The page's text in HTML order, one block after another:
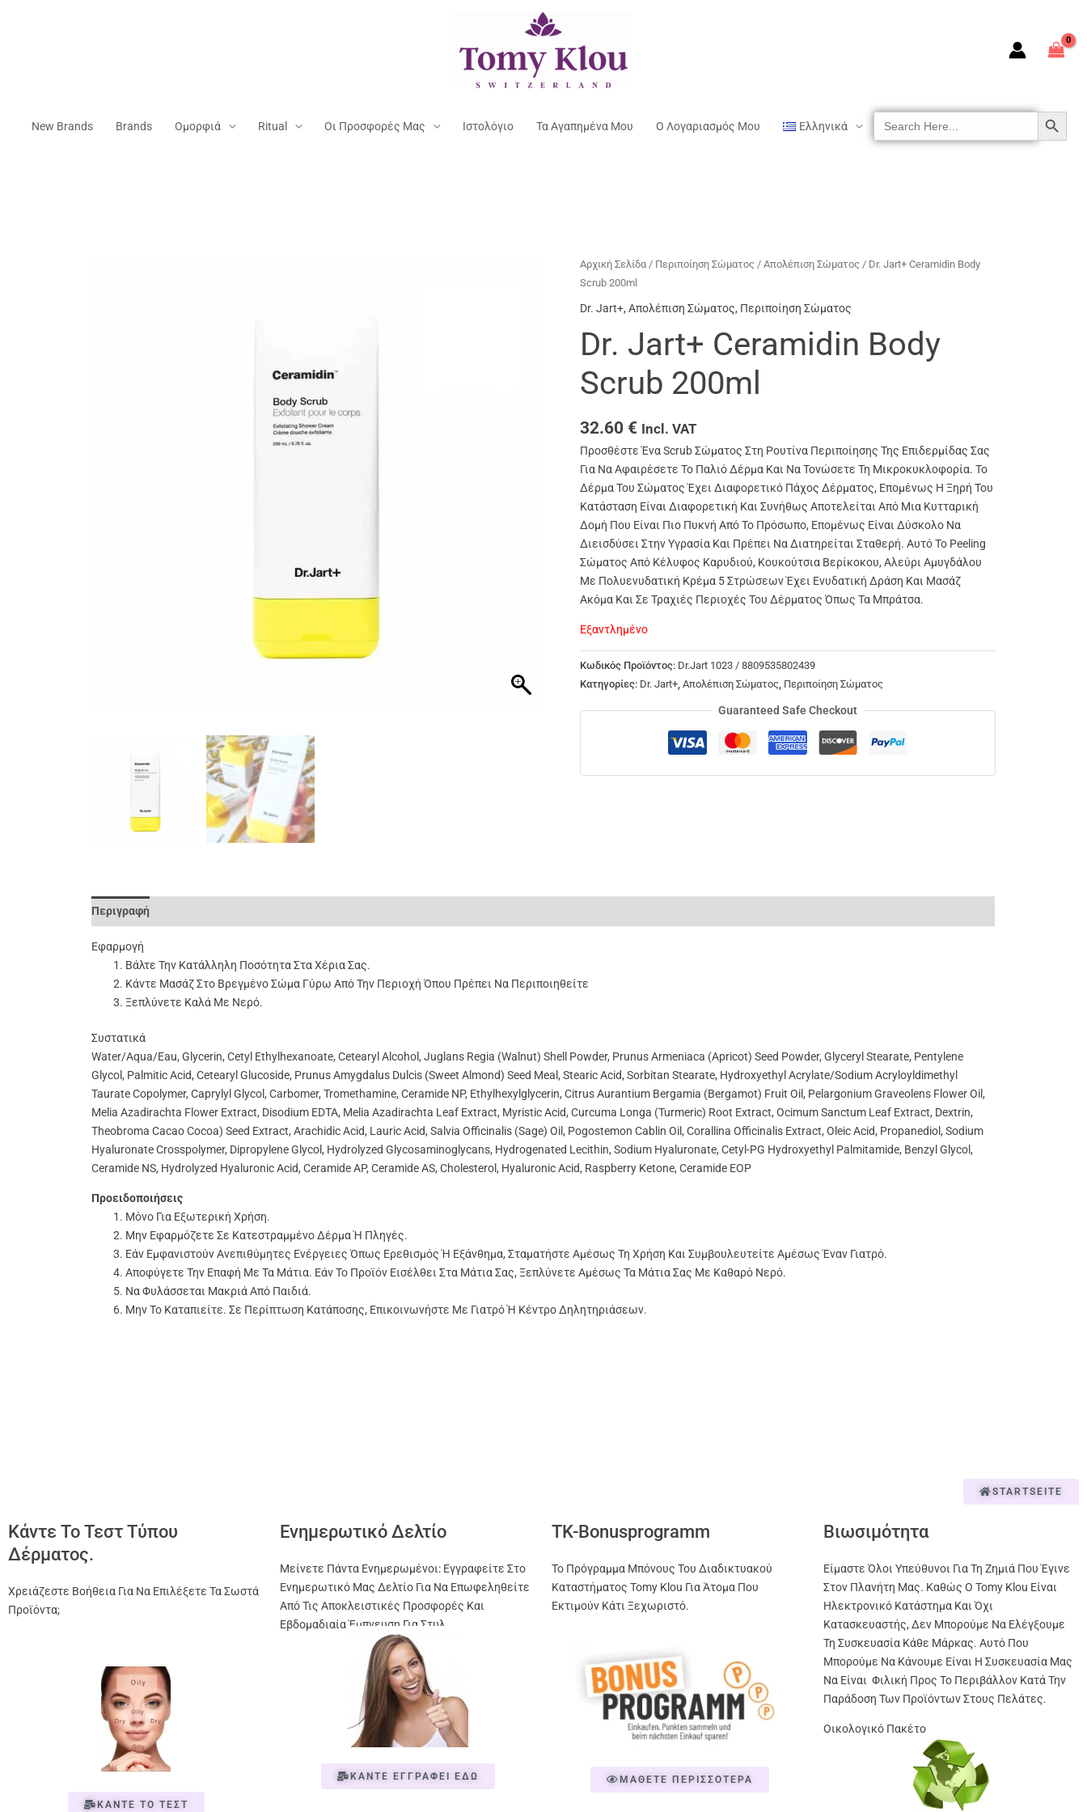
New Brands Brands Ομορφιά Ritual Οι Προσφορές Μας Ιστολόγιο Τα Αγαπημένα Μου Ο Λογαριασμός Μου Ελληνικά
Search
For:
SEARCH BUTTON
Αρχική Σελίδα/ Περιποίηση Σώματος/ Απολέπιση Σώματος/ Dr. Jart+ Ceramidin Body
Scrub 200ml
Dr. Jart+, Απολέπιση Σώματος, Περιποίηση Σώματος
Dr. Jart+ Ceramidin Body
Scrub 200ml
32.60 € Incl. VAT
Προσθέστε Ένα Scrub Σώματος Στη Ρουτίνα Περιποίησης Της Επιδερμίδας Σας
Για Να Αφαιρέσετε Το Παλιό Δέρμα Και Να Τονώσετε Τη Μικροκυκλοφορία. Το
Δέρμα Του Σώματος Έχει Διαφορετικό Πάχος Δέρματος, Επομένως Η Ξηρή Του
Κατάσταση Είναι Διαφορετική Και Συνήθως Αποτελείται Από Μια Κυτταρική
Δομή Που Είναι Πιο Πυκνή Από Το Πρόσωπο, Επομένως Είναι Δύσκολο Να
Διεισδύσει Στην Υγρασία Και Πρέπει Να Διατηρείται Σταθερή. Αυτό Το Peeling
Σώματος Από Κέλυφος Καρυδιού, Κουκούτσια Βερίκοκου, Αλεύρι Αμυγδάλου
Με Πολυενυδατική Κρέμα 5 Στρώσεων Έχει Ενυδατική Δράση Και Μασάζ
Ακόμα Και Σε Τραχιές Περιοχές Του Δέρματος Όπως Τα Μπράτσα.
Εξαντλημένο
Κωδικός Προϊόντος: Dr.Jart 1023 / 8809535802439
Κατηγορίες: Dr. Jart+, Απολέπιση Σώματος, Περιποίηση Σώματος
Guaranteed Safe Checkout
Περιγραφή
Εφαρμογή
Βάλτε Την Κατάλληλη Ποσότητα Στα Χέρια Σας.
Κάντε Μασάζ Στο Βρεγμένο Σώμα Γύρω Από Την Περιοχή Όπου Πρέπει Να Περιποιηθείτε
Ξεπλύνετε Καλά Με Νερό.
Συστατικά
Water/Aqua/Eau, Glycerin, Cetyl Ethylhexanoate, Cetearyl Alcohol, Juglans Regia (Walnut) Shell Powder, Prunus Armeniaca (Apricot) Seed Powder, Glyceryl Stearate, Pentylene
Glycol, Palmitic Acid, Cetearyl Glucoside, Prunus Amygdalus Dulcis (Sweet Almond) Seed Meal, Stearic Acid, Sorbitan Stearate, Hydroxyethyl Acrylate/Sodium Acryloyldimethyl
Taurate Copolymer, Caprylyl Glycol, Carbomer, Tromethamine, Ceramide NP, Ethylhexylglycerin, Citrus Aurantium Bergamia (Bergamot) Fruit Oil, Pelargonium Graveolens Flower Oil,
Melia Azadirachta Flower Extract, Disodium EDTA, Melia Azadirachta Leaf Extract, Myristic Acid, Curcuma Longa (Turmeric) Root Extract, Ocimum Sanctum Leaf Extract, Dextrin,
Theobroma Cacao Cocoa) Seed Extract, Arachidic Acid, Lauric Acid, Salvia Officinalis (Sage) Oil, Pogostemon Cablin Oil, Corallina Officinalis Extract, Oleic Acid, Propanediol, Sodium
Hyaluronate Crosspolymer, Dipropylene Glycol, Hydrolyzed Glycosaminoglycans, Hydrogenated Lecithin, Sodium Hyaluronate, Cetyl-PG Hydroxyethyl Palmitamide, Benzyl Glycol,
Ceramide NS, Hydrolyzed Hyaluronic Acid, Ceramide AP, Ceramide AS, Cholesterol, Hyaluronic Acid, Raspberry Ketone, Ceramide EOP
Προειδοποιήσεις
Μόνο Για Εξωτερική Χρήση.
Μην Εφαρμόζετε Σε Κατεστραμμένο Δέρμα Ή Πληγές.
Εάν Εμφανιστούν Ανεπιθύμητες Ενέργειες Όπως Ερεθισμός Ή Εξάνθημα, Σταματήστε Αμέσως Τη Χρήση Και Συμβουλευτείτε Αμέσως Έναν Γιατρό.
Αποφύγετε Την Επαφή Με Τα Μάτια. Εάν Το Προϊόν Εισέλθει Στα Μάτια Σας, Ξεπλύνετε Αμέσως Τα Μάτια Σας Με Καθαρό Νερό.
Να Φυλάσσεται Μακριά Από Παιδιά.
Μην Το Καταπιείτε. Σε Περίπτωση Κατάποσης, Επικοινωνήστε Με Γιατρό Ή Κέντρο Δηλητηριάσεων.
STARTSEITE
Κάντε Το Τεστ Τύπου
Δέρματος.
Χρειάζεστε Βοήθεια Για Να Επιλέξετε Τα Σωστά
Προϊόντα;
ΚΑΝΤΕ ΤΟ ΤΕΣΤ
Ενημερωτικό Δελτίο
Μείνετε Πάντα Ενημερωμένοι: Εγγραφείτε Στο
Ενημερωτικό Μας Δελτίο Για Να Επωφεληθείτε
Από Τις Αποκλειστικές Προσφορές Και
Εβδομαδιαία Έμπνευση Για Στυλ
ΚΑΝΤΕ ΕΓΓΡΑΦΕΙ ΕΔΩ
TK-Bonusprogramm
Το Πρόγραμμα Μπόνους Του Διαδικτυακού
Καταστήματος Tomy Klou Για Άτομα Που
Εκτιμούν Κάτι Ξεχωριστό.
ΜΑΘΕΤΕ ΠΕΡΙΣΣΟΤΕΡΑ
Βιωσιμότητα
Είμαστε Όλοι Υπεύθυνοι Για Τη Ζημιά Που Έγινε
Στον Πλανήτη Μας. Καθώς Ο Tomy Klou Είναι
Ηλεκτρονικό Κατάστημα Και Όχι
Κατασκευαστής, Δεν Μπορούμε Να Ελέγξουμε
Τη Συσκευασία Κάθε Μάρκας. Αυτό Που
Μπορούμε Να Κάνουμε Είναι Η Συσκευασία Μας
Να Είναι Φιλική Προς Το Περιβάλλον Κατά Την
Παράδοση Των Προϊόντων Στους Πελάτες.
Οικολογικό Πακέτο